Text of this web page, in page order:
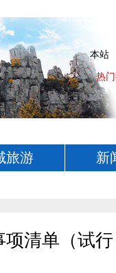
旅游 新
清单（试行